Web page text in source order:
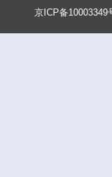
京ICP备10003349